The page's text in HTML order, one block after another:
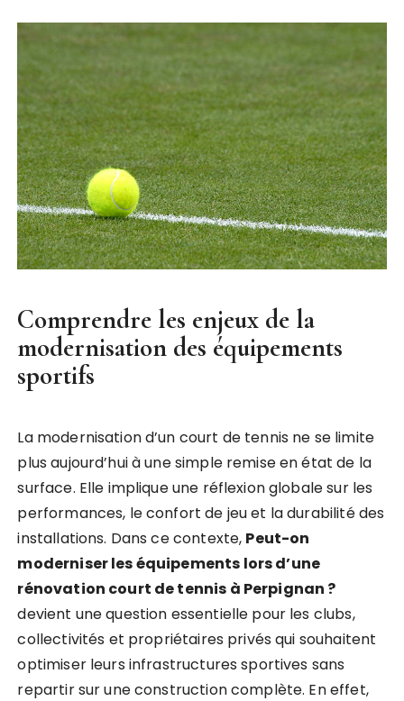
Comprendre les enjeux de la
modernisation des équipements
sportifs
La modernisation d’un court de tennis ne se limite
plus aujourd’hui à une simple remise en état de la
surface. Elle implique une réflexion globale sur les
performances, le confort de jeu et la durabilité des
installations. Dans ce contexte, Peut-on
moderniser les équipements lors d’une
rénovation court de tennis à Perpignan ?
devient une question essentielle pour les clubs,
collectivités et propriétaires privés qui souhaitent
optimiser leurs infrastructures sportives sans
repartir sur une construction complète. En effet,